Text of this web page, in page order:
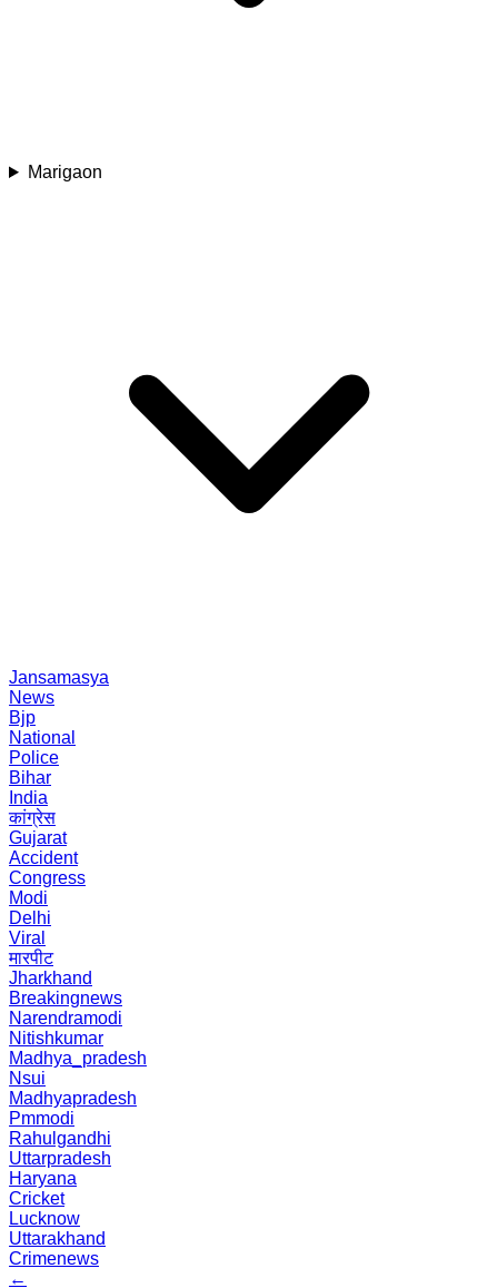
Marigaon
Jansamasya
News
Bjp
National
Police
Bihar
India
कांग्रेस
Gujarat
Accident
Congress
Modi
Delhi
Viral
मारपीट
Jharkhand
Breakingnews
Narendramodi
Nitishkumar
Madhya_pradesh
Nsui
Madhyapradesh
Pmmodi
Rahulgandhi
Uttarpradesh
Haryana
Cricket
Lucknow
Uttarakhand
Crimenews
←